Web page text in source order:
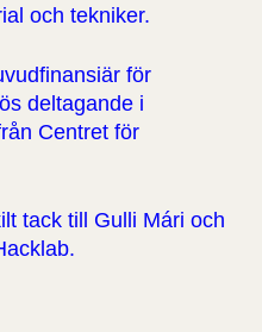
och tekniker.
för
deltagande i
Centret för
tack till Gulli Mári och